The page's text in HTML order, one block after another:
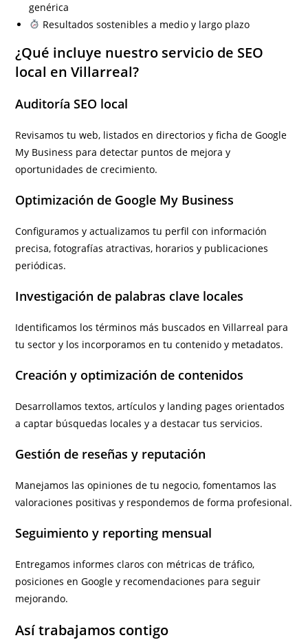
genérica
Resultados sostenibles a medio y largo plazo
¿Qué incluye nuestro servicio de SEO
local en Villarreal?
Auditoría SEO local
Revisamos tu web, listados en directorios y ficha de Google
My Business para detectar puntos de mejora y
oportunidades de crecimiento.
Optimización de Google My Business
Configuramos y actualizamos tu perfil con información
precisa, fotografías atractivas, horarios y publicaciones
periódicas.
Investigación de palabras clave locales
Identificamos los términos más buscados en Villarreal para
tu sector y los incorporamos en tu contenido y metadatos.
Creación y optimización de contenidos
Desarrollamos textos, artículos y landing pages orientados
a captar búsquedas locales y a destacar tus servicios.
Gestión de reseñas y reputación
Manejamos las opiniones de tu negocio, fomentamos las
valoraciones positivas y respondemos de forma profesional.
Seguimiento y reporting mensual
Entregamos informes claros con métricas de tráfico,
posiciones en Google y recomendaciones para seguir
mejorando.
Así trabajamos contigo